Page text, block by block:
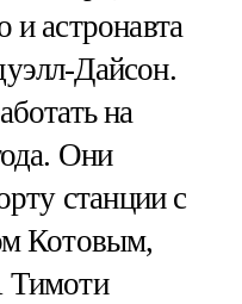
астронавта
Дайсон.
на
Они
станции с
Котовым,
Тимоти